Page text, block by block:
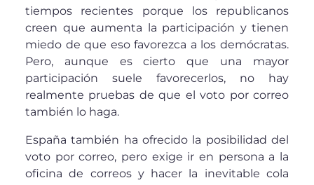
tiempos recientes porque los republicanos
creen que aumenta la participación y tienen
miedo de que eso favorezca a los demócratas.
Pero, aunque es cierto que una mayor
participación suele favorecerlos, no hay
realmente pruebas de que el voto por correo
también lo haga.
España también ha ofrecido la posibilidad del
voto por correo, pero exige ir en persona a la
oficina de correos y hacer la inevitable cola